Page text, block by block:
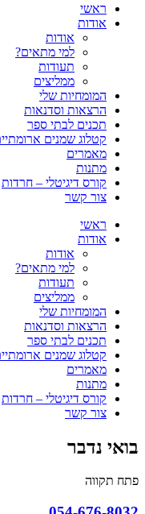
ראשי
אודות
אודות
למי מתאים?
תעודות
ממליצים
המומחיות שלי
הרצאות וסדנאות
תכנים לבתי ספר
קטלוג שמנים
מאמרים
מתנות
קורס דיגיטלי – חרדות
צור קשר
ראשי
אודות
אודות
למי מתאים?
תעודות
ממליצים
המומחיות שלי
הרצאות וסדנאות
תכנים לבתי ספר
קטלוג שמנים
מאמרים
מתנות
קורס דיגיטלי – חרדות
צור קשר
בואי נדבר
פתח תקווה